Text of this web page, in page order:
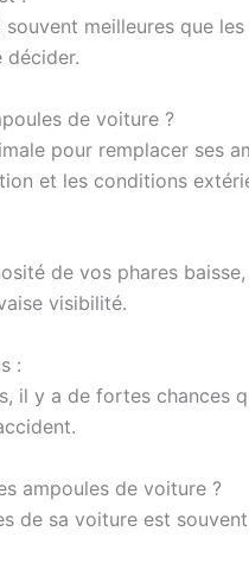
souvent meilleures que
décider.
de voiture ?
pour remplacer
et les conditions
de vos phares
visibilité.
:
il y a de fortes
ampoules de voiture ?
de sa voiture est souvent